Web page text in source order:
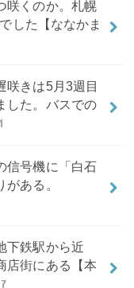
咲くのか。札幌
した【ななかま
咲きは5月3週目
した。バスでの
信号機に「白石
ある。
下鉄駅から近
店街にある【本